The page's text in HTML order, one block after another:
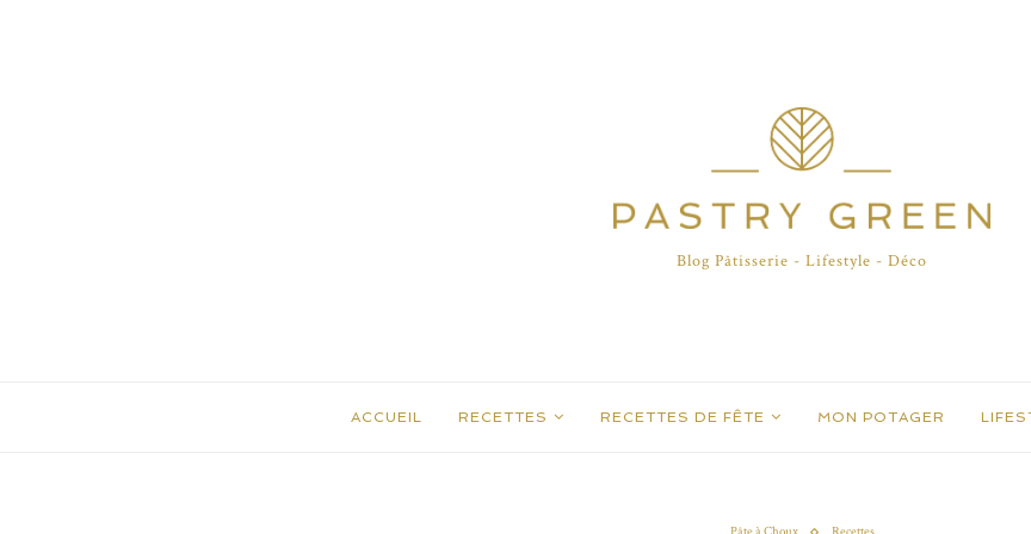
Blog Pâtisserie - Lifestyle - Déco
ACCUEIL RECETTES RECETTES DE FÊTE MON POTAGER